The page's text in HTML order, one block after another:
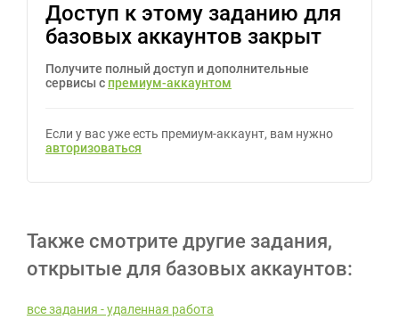
Доступ к этому заданию для
базовых аккаунтов закрыт
Получите полный доступ и дополнительные
сервисы с премиум-аккаунтом
Если у вас уже есть премиум-аккаунт, вам нужно
авторизоваться
Также смотрите другие задания,
открытые для базовых аккаунтов:
все задания - удаленная работа